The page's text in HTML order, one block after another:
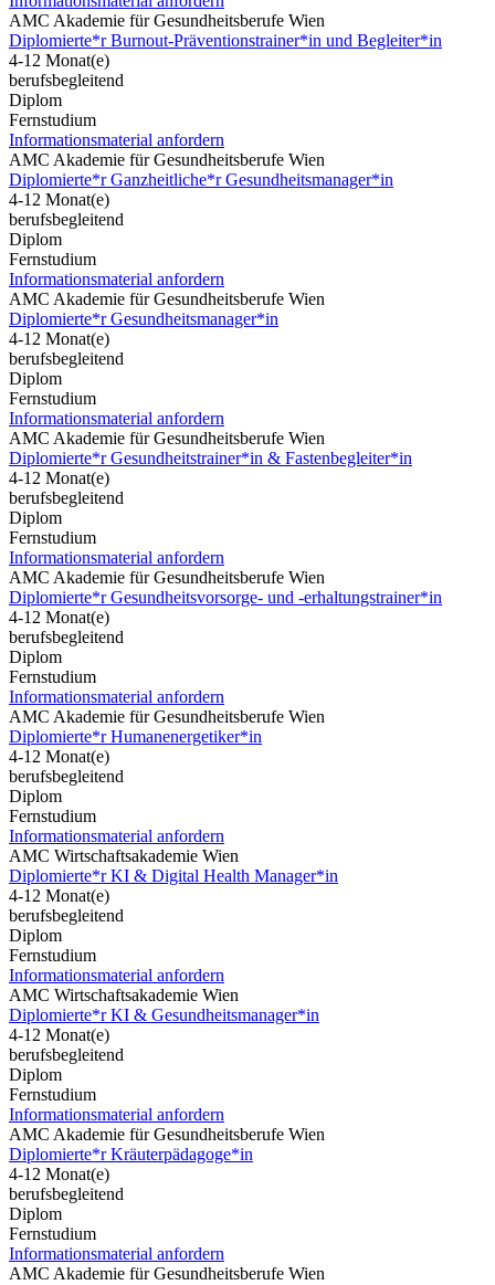
AMC Akademie für Gesundheitsberufe Wien
Diplomierte*r Burnout-Präventionstrainer*in und Begleiter*in
4-12 Monat(e)
berufsbegleitend
Diplom
Fernstudium
Informationsmaterial anfordern
AMC Akademie für Gesundheitsberufe Wien
Diplomierte*r Ganzheitliche*r Gesundheitsmanager*in
4-12 Monat(e)
berufsbegleitend
Diplom
Fernstudium
Informationsmaterial anfordern
AMC Akademie für Gesundheitsberufe Wien
Diplomierte*r Gesundheitsmanager*in
4-12 Monat(e)
berufsbegleitend
Diplom
Fernstudium
Informationsmaterial anfordern
AMC Akademie für Gesundheitsberufe Wien
Diplomierte*r Gesundheitstrainer*in & Fastenbegleiter*in
4-12 Monat(e)
berufsbegleitend
Diplom
Fernstudium
Informationsmaterial anfordern
AMC Akademie für Gesundheitsberufe Wien
Diplomierte*r Gesundheitsvorsorge- und -erhaltungstrainer*in
4-12 Monat(e)
berufsbegleitend
Diplom
Fernstudium
Informationsmaterial anfordern
AMC Akademie für Gesundheitsberufe Wien
Diplomierte*r Humanenergetiker*in
4-12 Monat(e)
berufsbegleitend
Diplom
Fernstudium
Informationsmaterial anfordern
AMC Wirtschaftsakademie Wien
Diplomierte*r KI & Digital Health Manager*in
4-12 Monat(e)
berufsbegleitend
Diplom
Fernstudium
Informationsmaterial anfordern
AMC Wirtschaftsakademie Wien
Diplomierte*r KI & Gesundheitsmanager*in
4-12 Monat(e)
berufsbegleitend
Diplom
Fernstudium
Informationsmaterial anfordern
AMC Akademie für Gesundheitsberufe Wien
Diplomierte*r Kräuterpädagoge*in
4-12 Monat(e)
berufsbegleitend
Diplom
Fernstudium
Informationsmaterial anfordern
AMC Akademie für Gesundheitsberufe Wien